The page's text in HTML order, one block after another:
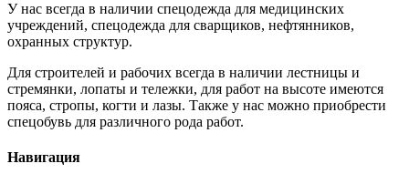
У нас всегда в наличии спецодежда для медицинских
учреждений, спецодежда для сварщиков, нефтянников,
охранных структур.
Для строителей и рабочих всегда в наличии лестницы и
стремянки, лопаты и тележки, для работ на высоте имеются
пояса, стропы, когти и лазы. Также у нас можно приобрести
спецобувь для различного рода работ.
Навигация